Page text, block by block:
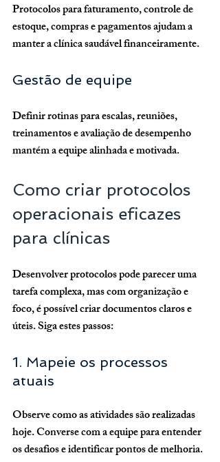
Protocolos para faturamento, controle de
estoque, compras e pagamentos ajudam a
manter a clínica saudável financeiramente.
Gestão de equipe
Definir rotinas para escalas, reuniões,
treinamentos e avaliação de desempenho
mantém a equipe alinhada e motivada.
Como criar protocolos
operacionais eficazes
para clínicas
Desenvolver protocolos pode parecer uma
tarefa complexa, mas com organização e
foco, é possível criar documentos claros e
úteis. Siga estes passos:
1. Mapeie os processos
atuais
Observe como as atividades são realizadas
hoje. Converse com a equipe para entender
os desafios e identificar pontos de melhoria.